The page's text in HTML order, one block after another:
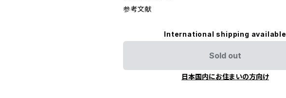
参考文献
International shipping available
Sold out
日本国内にお住まいの方向け